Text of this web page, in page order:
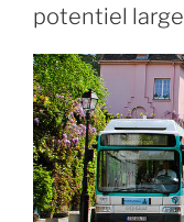
potentiel